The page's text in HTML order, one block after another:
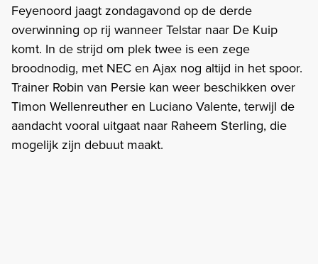
Feyenoord jaagt zondagavond op de derde
overwinning op rij wanneer Telstar naar De Kuip
komt. In de strijd om plek twee is een zege
broodnodig, met NEC en Ajax nog altijd in het spoor.
Trainer Robin van Persie kan weer beschikken over
Timon Wellenreuther en Luciano Valente, terwijl de
aandacht vooral uitgaat naar Raheem Sterling, die
mogelijk zijn debuut maakt.